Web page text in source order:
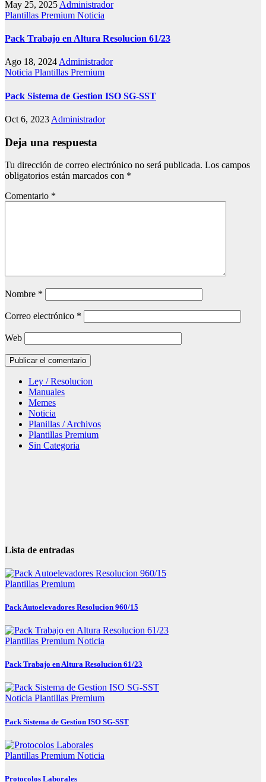
May 25, 2025 Administrador
Plantillas Premium Noticia
Pack Trabajo en Altura Resolucion 61/23
Ago 18, 2024 Administrador
Noticia Plantillas Premium
Pack Sistema de Gestion ISO SG-SST
Oct 6, 2023 Administrador
Deja una respuesta
Tu dirección de correo electrónico no será publicada. Los campos
obligatorios están marcados con *
Comentario *
Nombre *
Correo electrónico *
Web
Ley / Resolucion
Manuales
Memes
Noticia
Planillas / Archivos
Plantillas Premium
Sin Categoria
Lista de entradas
Plantillas Premium
Pack Autoelevadores Resolucion 960/15
Plantillas Premium Noticia
Pack Trabajo en Altura Resolucion 61/23
Noticia Plantillas Premium
Pack Sistema de Gestion ISO SG-SST
Plantillas Premium Noticia
Protocolos Laborales